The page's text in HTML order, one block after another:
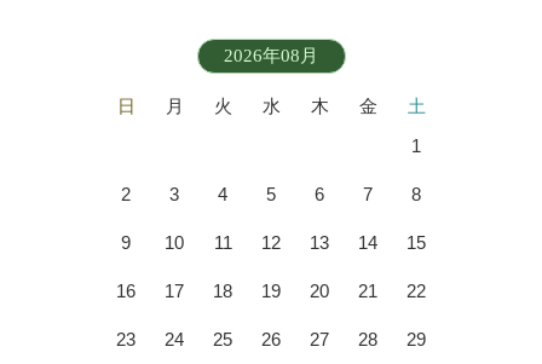
2026年08月
日 月 火 水 木 金
土
1
2 3 4 5 6 7 8
9 10 11 12 13 14 15
16 17 18 19 20 21 22
23 24 25 26 27 28 29